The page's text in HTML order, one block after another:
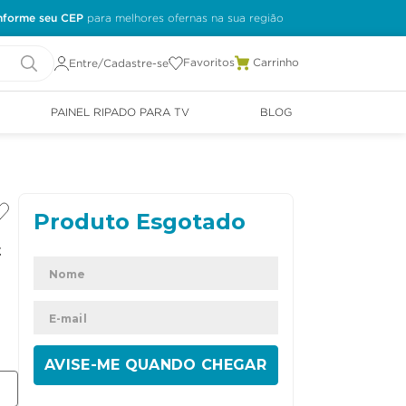
seu CEP
Entre/Cadastre-se Favoritos
PAINEL RIPADO PARA TV BLOG
ENVIAR